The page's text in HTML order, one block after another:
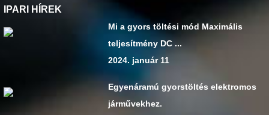
IPARI HÍREK
Mi a gyors töltési mód Maximális
teljesítmény DC ...
2024. január 11
Egyenáramú gyorstöltés elektromos
járművekhez.